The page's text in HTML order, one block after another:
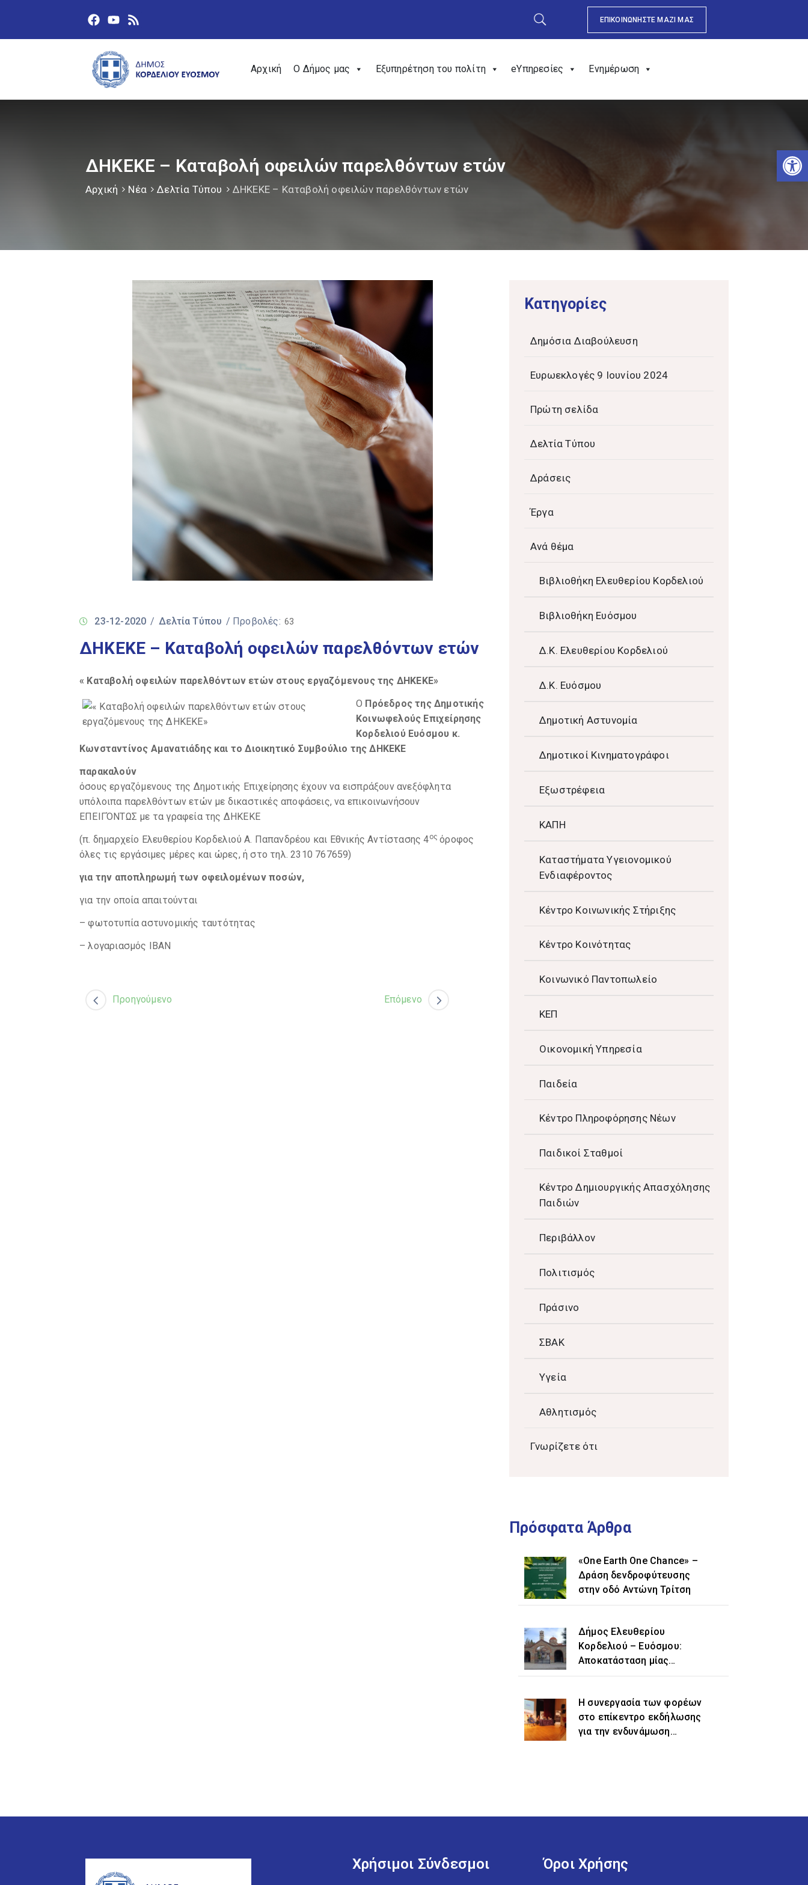
ΕΠΙΚΟΙΝΩΝΗΣΤΕ ΜΑΖΙ ΜΑΣ
Αρχική Ο Δήμος μας Εξυπηρέτηση του πολίτη eΥπηρεσίες Ενημέρωση
ΔΗΚΕΚΕ – Καταβολή οφειλών παρελθόντων ετών
Αρχική Νέα Δελτία Τύπου ΔΗΚΕΚΕ – Καταβολή οφειλών παρελθόντων ετών
23-12-2020 / Δελτία Τύπου / Προβολές: 63
ΔΗΚΕΚΕ – Καταβολή οφειλών παρελθόντων ετών
« Καταβολή οφειλών παρελθόντων ετών στους εργαζόμενους της ΔΗΚΕΚΕ»
Ο Πρόεδρος της Δημοτικής
Κοινωφελούς Επιχείρησης
Κορδελιού Ευόσμου κ.
Κωνσταντίνος Αμανατιάδης και το Διοικητικό Συμβούλιο της ΔΗΚΕΚΕ
παρακαλούν
όσους εργαζόμενους της Δημοτικής Επιχείρησης έχουν να εισπράξουν ανεξόφλητα
υπόλοιπα παρελθόντων ετών με δικαστικές αποφάσεις, να επικοινωνήσουν
ΕΠΕΙΓΌΝΤΩΣ με τα γραφεία της ΔΗΚΕΚΕ
(π. δημαρχείο Ελευθερίου Κορδελιού Α. Παπανδρέου και Εθνικής Αντίστασης 4ος όροφος
όλες τις εργάσιμες μέρες και ώρες, ή στο τηλ. 2310 767659)
για την αποπληρωμή των οφειλομένων ποσών,
για την οποία απαιτούνται
– φωτοτυπία αστυνομικής ταυτότητας
– λογαριασμός ΙΒΑΝ
Προηγούμενο Επόμενο
Kατηγορίες
Δημόσια Διαβούλευση
Ευρωεκλογές 9 Ιουνίου 2024
Πρώτη σελίδα
Δελτία Τύπου
Δράσεις
Έργα
Ανά θέμα
Βιβλιοθήκη Ελευθερίου Κορδελιού
Βιβλιοθήκη Ευόσμου
Δ.Κ. Ελευθερίου Κορδελιού
Δ.Κ. Ευόσμου
Δημοτική Αστυνομία
Δημοτικοί Κινηματογράφοι
Εξωστρέφεια
ΚΑΠΗ
Καταστήματα Υγειονομικού
Ενδιαφέροντος
Κέντρο Κοινωνικής Στήριξης
Κέντρο Κοινότητας
Κοινωνικό Παντοπωλείο
ΚΕΠ
Οικονομική Υπηρεσία
Παιδεία
Κέντρο Πληροφόρησης Νέων
Παιδικοί Σταθμοί
Κέντρο Δημιουργικής Απασχόλησης
Παιδιών
Περιβάλλον
Πολιτισμός
Πράσινο
ΣΒΑΚ
Υγεία
Αθλητισμός
Γνωρίζετε ότι
Πρόσφατα Άρθρα
«One Earth One Chance» –
Δράση δενδροφύτευσης
στην οδό Αντώνη Τρίτση
Δήμος Ελευθερίου
Κορδελιού – Ευόσμου:
Αποκατάσταση μίας
ιστορικής αδικίας η
«Ελευθέριο» στην
ονομασία του δήμου
Η συνεργασία των φορέων
στο επίκεντρο εκδήλωσης
για την ενδυνάμωση
Χρήσιμοι Σύνδεσμοι Όροι Χρήσης